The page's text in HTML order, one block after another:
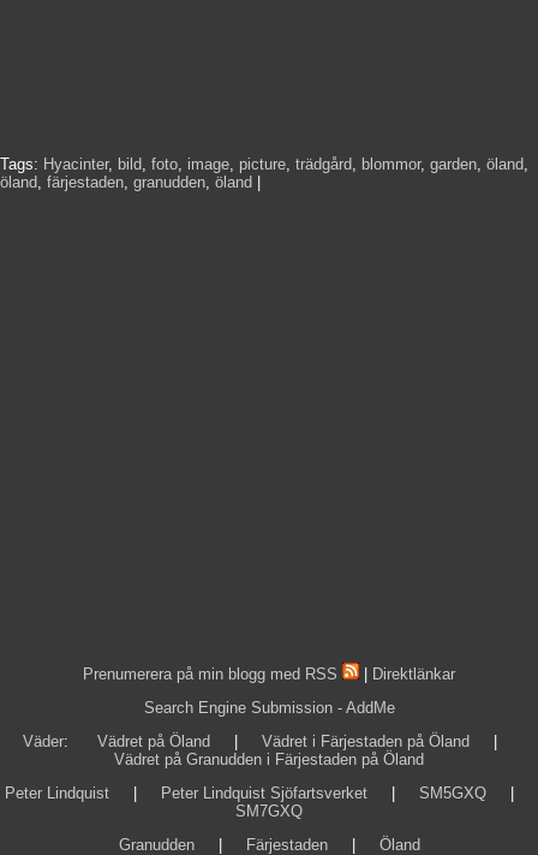
Tags: Hyacinter, bild, foto, image, picture, trädgård, blommor, garden, öland,
öland, färjestaden, granudden, öland
Prenumerera på min blogg med RSS
Direktlänkar
Search Engine Submission - AddMe
Väder: Vädret på Öland Vädret i Färjestaden på Öland
Vädret på Granudden i Färjestaden på Öland
Peter Lindquist
Peter Lindquist Sjöfartsverket SM5GXQ
SM7GXQ
Granudden| Färjestaden| Öland